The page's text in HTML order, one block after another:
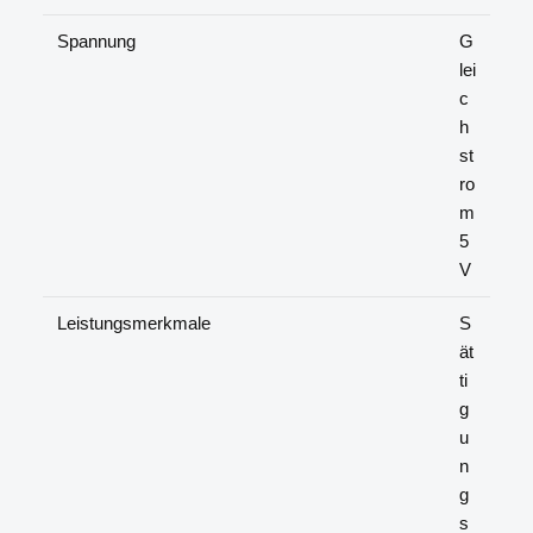
Spannung
G
lei
c
h
st
ro
m
5
V
Leistungsmerkmale
S
ät
ti
g
u
n
g
s